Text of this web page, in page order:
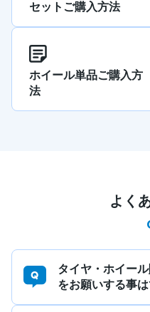
セットご購入方法
ホイール単品ご購入方
法
よく
タイヤ・ホイー
をお願いする事